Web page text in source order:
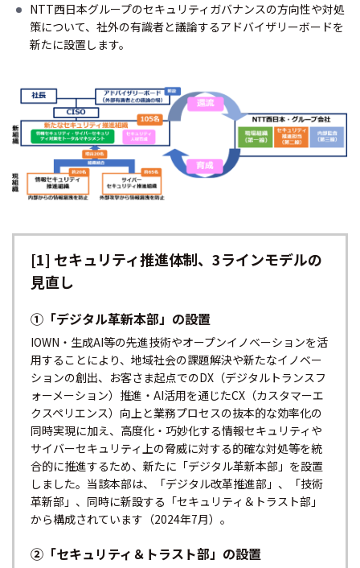
NTT西日本グループのセキュリティガバナンスの方向性や対処
策について、社外の有識者と議論するアドバイザリーボードを
新たに設置します。
[1] セキュリティ推進体制、3ラインモデルの
見直し
①「デジタル革新本部」の設置
IOWN・生成AI等の先進技術やオープンイノベーションを活
用することにより、地域社会の課題解決や新たなイノベー
ションの創出、お客さま起点でのDX（デジタルトランスフ
ォーメーション）推進・AI活用を通じたCX（カスタマーエ
クスペリエンス）向上と業務プロセスの抜本的な効率化の
同時実現に加え、高度化・巧妙化する情報セキュリティや
サイバーセキュリティ上の脅威に対する的確な対処等を統
合的に推進するため、新たに「デジタル革新本部」を設置
しました。当該本部は、「デジタル改革推進部」、「技術
革新部」、同時に新設する「セキュリティ＆トラスト部」
から構成されています（2024年7月）。
②「セキュリティ＆トラスト部」の設置